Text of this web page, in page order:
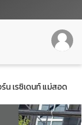
ร์น เรซิเดนท์ แม่สอด